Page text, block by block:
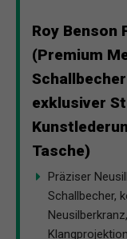
Roy Benson
(Premium
exklusiver
Tasche)
Präziser
Schallbecher,